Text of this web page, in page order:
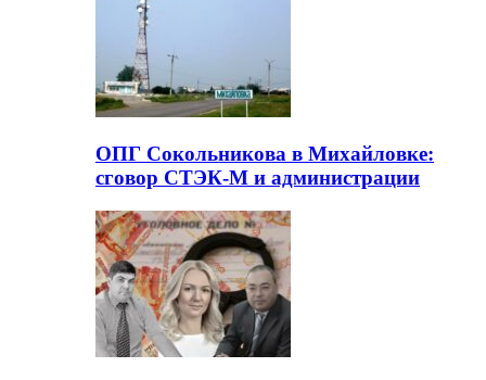
ОПГ Сокольникова в Михайловке:
сговор СТЭК-М и администрации